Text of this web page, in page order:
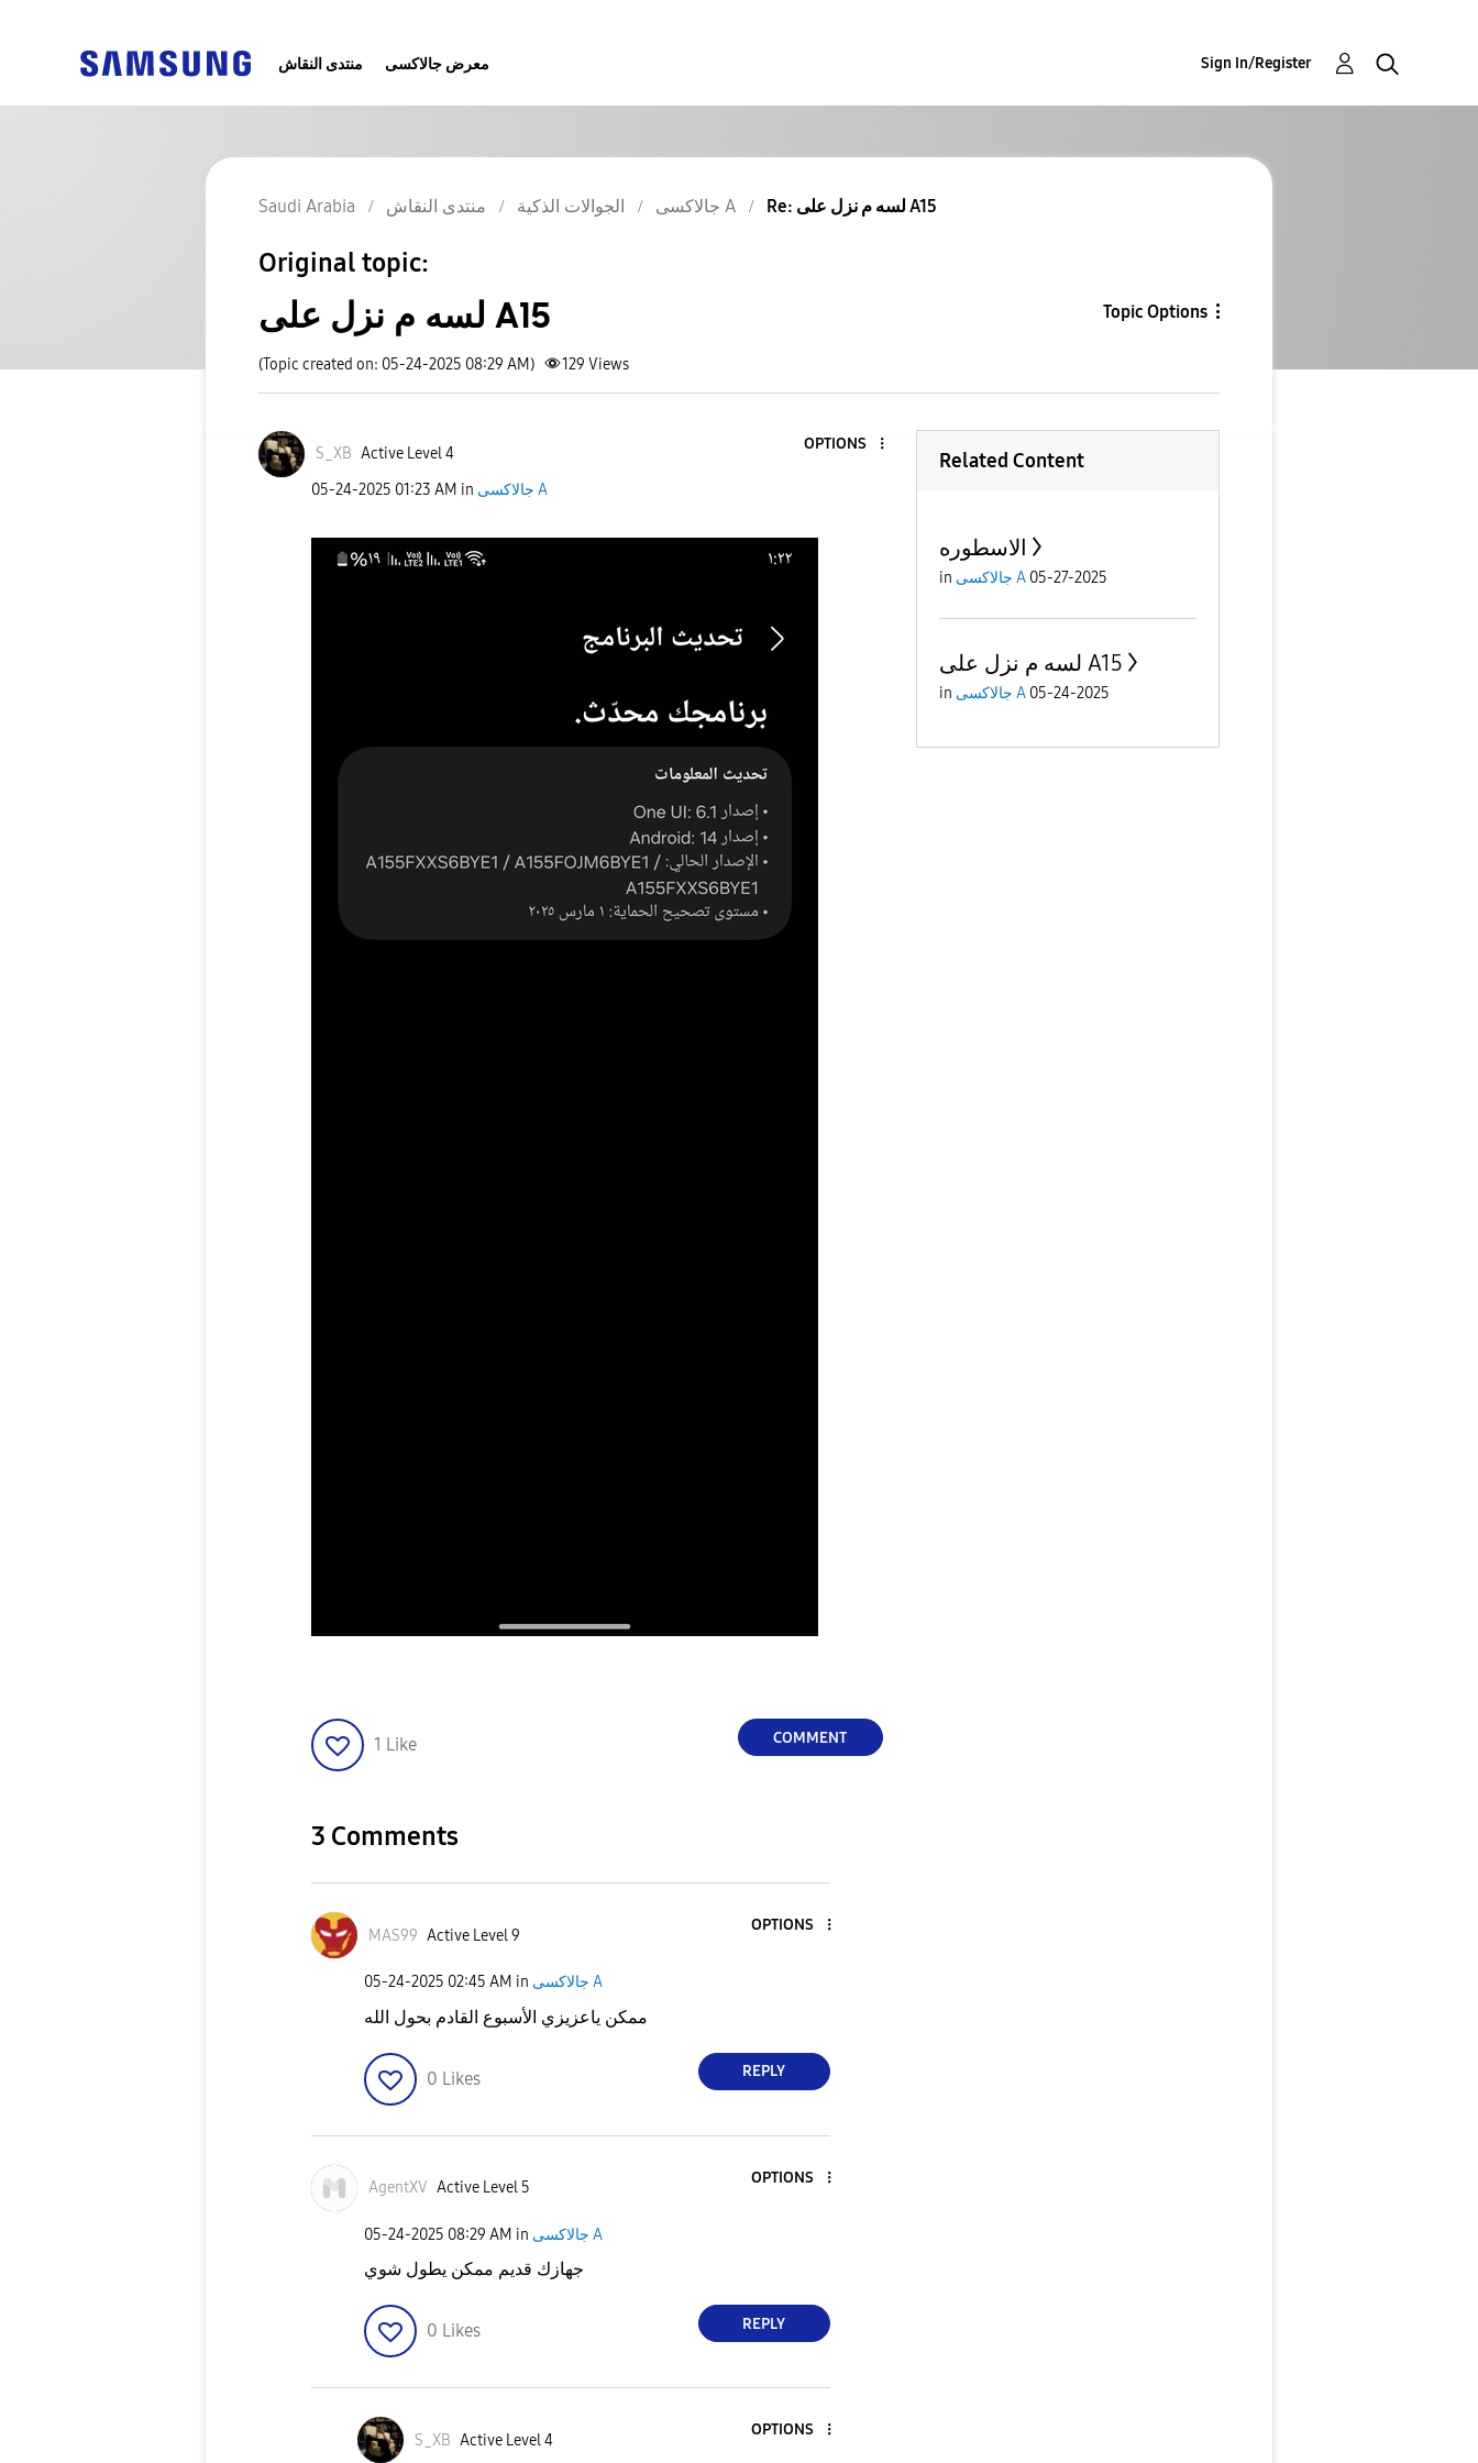
منتدى النقاش معرض جالاكسى Sign In/Register
Saudi Arabia منتدى النقاش الجوالات الذكية جالاكسى A Re: لسه م نزل على A15
Original topic:
لسه م نزل على A15 Topic Options
(Topic created on: 05-24-2025 08:29 AM) 129 Views
S_XB Active Level 4
OPTIONS
‎05-24-2025 01:23 AM in جالاكسى A
1 Like COMMENT
3 Comments
MAS99 Active Level 9
OPTIONS
‎05-24-2025 02:45 AM in جالاكسى A
ممكن ياعزيزي الأسبوع القادم بحول الله
0 Likes REPLY
AgentXV Active Level 5
OPTIONS
‎05-24-2025 08:29 AM in جالاكسى A
جهازك قديم ممكن يطول شوي
0 Likes REPLY
S_XB Active Level 4
OPTIONS
Related Content
الاسطوره
in جالاكسى A 05-27-2025
لسه م نزل على A15
in جالاكسى A 05-24-2025